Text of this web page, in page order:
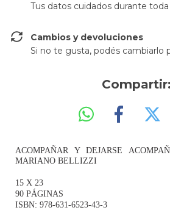
Tus datos cuidados durante
Cambios y devoluciones
Si no te gusta, podés cambiarlo
Compartir:
ACOMPAÑAR Y DEJARSE
MARIANO BELLIZZI
15 X 23
90 PÁGINAS
ISBN:978-631-6523-43-3